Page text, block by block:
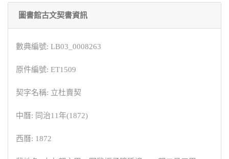
圖書館古文契書資訊
數典編號: LB03_0008263
原件編號: ET1509
契字名稱: 立杜賣契
中曆: 同治11年(1872)
西曆: 1872